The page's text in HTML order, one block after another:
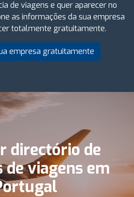
de viagens e quer aparecer no
as informações da sua empresa
totalmente gratuitamente.
empresa gratuitamente
directório de
de viagens em